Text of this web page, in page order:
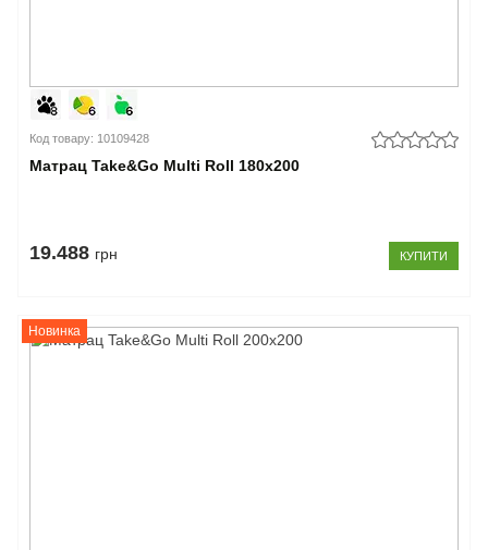
Код товару: 10109428
Матрац Take&Go Multi Roll 180x200
19.488 грн КУПИТИ
Новинка